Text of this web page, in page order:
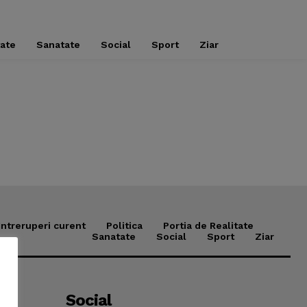
Sanatate Social Sport Ziar
curent Politica
Portia de Realitate
Sanatate
Social Sport Ziar
Social